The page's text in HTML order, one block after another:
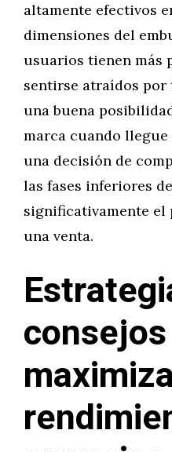
altamente efectivos
dimensiones del
usuarios tienen más
sentirse atraídos
una buena
marca cuando
una decisión de
las fases inferiores
significativamente
una venta.